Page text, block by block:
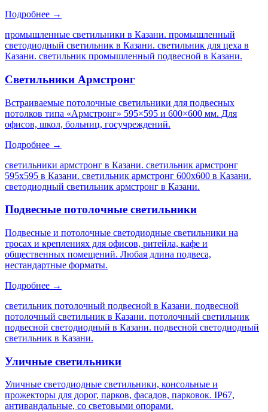
Подробнее →
промышленные светильники в Казани. промышленный
светодиодный светильник в Казани. светильник для цеха в
Казани. светильник промышленный подвесной в Казани.
Светильники Армстронг
Встраиваемые потолочные светильники для подвесных
потолков типа «Армстронг» 595×595 и 600×600 мм. Для
офисов, школ, больниц, госучреждений.
Подробнее →
светильники армстронг в Казани. светильник армстронг
595х595 в Казани. светильник армстронг 600х600 в Казани.
светодиодный светильник армстронг в Казани.
Подвесные потолочные светильники
Подвесные и потолочные светодиодные светильники на
тросах и креплениях для офисов, ритейла, кафе и
общественных помещений. Любая длина подвеса,
нестандартные форматы.
Подробнее →
светильник потолочный подвесной в Казани. подвесной
потолочный светильник в Казани. потолочный светильник
подвесной светодиодный в Казани. подвесной светодиодный
светильник в Казани.
Уличные светильники
Уличные светодиодные светильники, консольные и
прожекторы для дорог, парков, фасадов, парковок. IP67,
антивандальные, со световыми опорами.